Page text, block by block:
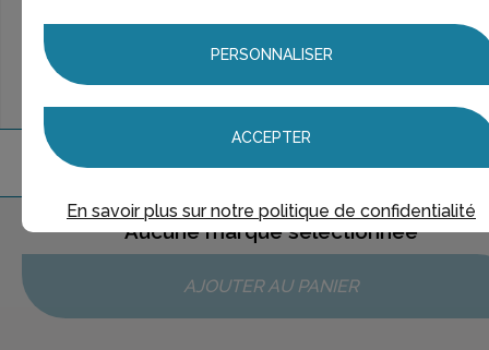
marquetrouvée
Aucune marque sélectionnée
AJOUTER AU PANIER
PERSONNALISER
ACCEPTER
En savoir plus sur notre politique de confidentialité